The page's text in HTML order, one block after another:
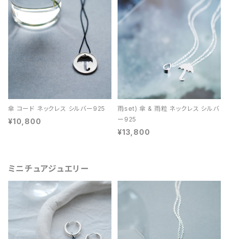
傘 コード ネックレス シルバー925
¥10,800
雨set) 傘 & 雨粒 ネックレス シルバ
ー925
¥13,800
ミニチュアジュエリー